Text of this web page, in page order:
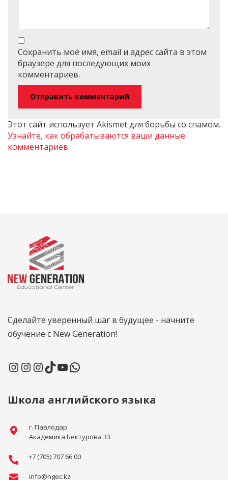
Сохранить моё имя, email и адрес сайта в этом
браузере для последующих моих
комментариев.
Этот сайт использует Akismet для борьбы со спамом.
Узнайте, как обрабатываются ваши данные
комментариев.
Сделайте уверенный шаг в будущее - начните
обучение с New Generation!
Школа английского языка
г. Павлодар
Академика Бектурова 33
+7 (705) 707 66 00
info@ngec.kz